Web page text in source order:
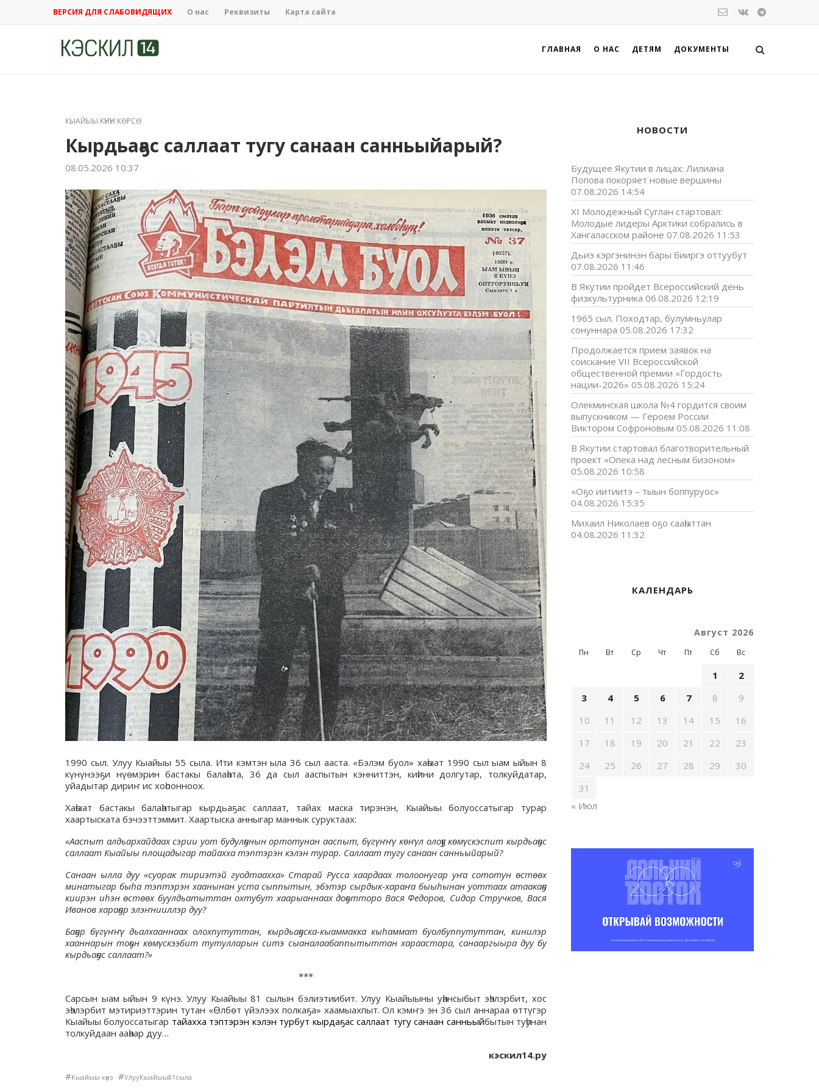
ВЕРСИЯ ДЛЯ СЛАБОВИДЯЩИХ О нас Реквизиты Карта сайта
ГЛАВНАЯ О НАС ДЕТЯМ ДОКУМЕНТЫ
КЫАЙЫЫ КҮНҮН КӨРСӨ
Кырдьаҕас саллаат тугу санаан санньыйарый?
08.05.2026 10:37
1990 сыл. Улуу Кыайыы 55 сыла. Ити кэмтэн ыла 36 сыл ааста. «Бэлэм буол» хаһыат 1990 сыл ыам ыйын 8
күнүнээҕи нүөмэрин бастакы балаһата, 36 да сыл ааспытын кэнниттэн, киһини долгутар, толкуйдатар,
уйадытар дириҥ ис хоһоонноох.
Хаһыат бастакы балаһатыгар кырдьаҕас саллаат, тайах маска тирэнэн, Кыайыы болуоссатыгар турар
хаартыската бэчээттэммит. Хаартыска анныгар маннык суруктаах:
«Ааспыт алдьархайдаах сэрии уот будулҕанын ортотунан ааспыт, бүгүҥҥү көҥүл олоҕу көмүскэспит кырдьаҕас
саллаат Кыайыы площадыгар тайахха тэптэрэн кэлэн турар. Саллаат тугу санаан санньыйарый?
Санаан ылла дуу «суорак тириэтэй гуодтаахха» Старай Русса хаардаах толоонугар уҥа сототун өстөөх
минатыгар быһа тэптэрэн хаанынан уста сыппытын, эбэтэр сырдык-хараҥа быыһынан уоттаах атаакаҕа
киирэн иһэн өстөөх буулдьатыттан охтубут хаарыаннаах доҕотторо Вася Федоров, Сидор Стручков, Вася
Иванов хараҕар элэҥнииллэр дуу?
Баҕар бүгүҥҥү дьалхааннаах олохпутуттан, кырдьаҕаска-кыаммакка кыһаммат буолбуппутуттан, кинилэр
хааннарын тоҕон көмүскээбит тутулларын ситэ сыаналаабаппытыттан хараастара, санааргыыра дуу бу
кырдьаҕас саллаат?»
***
Сарсын ыам ыйын 9 күнэ. Улуу Кыайыы 81 сылын бэлиэтиибит. Улуу Кыайыыны уһансыбыт эһэлэрбит, хос
эһэлэрбит мэтириэттэрин тутан «Өлбөт үйэлээх полкаҕа» хаамыахпыт. Ол кэмҥэ эн 36 сыл аннараа өттүгэр
Кыайыы болуоссатыгар тайахха тэптэрэн кэлэн турбут кырдаҕас саллаат тугу санаан санньыйбытын туһунан
толкуйдаан ааһаар дуу…
кэскил14.ру
#Кыайыы күнэ #УлууКыайыы81сыла
НОВОСТИ
Будущее Якутии в лицах: Лилиана
Попова покоряет новые вершины
07.08.2026 14:54
XI Молодёжный Суглан стартовал:
Молодые лидеры Арктики собрались в
Хангаласском районе 07.08.2026 11:53
Дьиэ кэргэнинэн бары бииргэ оттуубут
07.08.2026 11:46
В Якутии пройдет Всероссийский день
физкультурника 06.08.2026 12:19
1965 сыл. Походтар, булумньулар
сонуннара 05.08.2026 17:32
Продолжается прием заявок на
соискание VII Всероссийской
общественной премии «Гордость
нации-2026» 05.08.2026 15:24
Олекминская школа №4 гордится своим
выпускником — Героем России
Виктором Софроновым 05.08.2026 11:08
В Якутии стартовал благотворительный
проект «Опека над лесным бизоном»
05.08.2026 10:58
«Оҕо иитиитэ – тыын боппуруос»
04.08.2026 15:35
Михаил Николаев оҕо сааһыттан
04.08.2026 11:32
КАЛЕНДАРЬ
Август 2026
Пн Вт Ср Чт Пт Сб Вс
1
2
3
4 5 6 7 8
9
10
11 12 13 14 15
16
17
18 19 20 21 22
23
24
25 26 27 28 29
30
31
« Июл